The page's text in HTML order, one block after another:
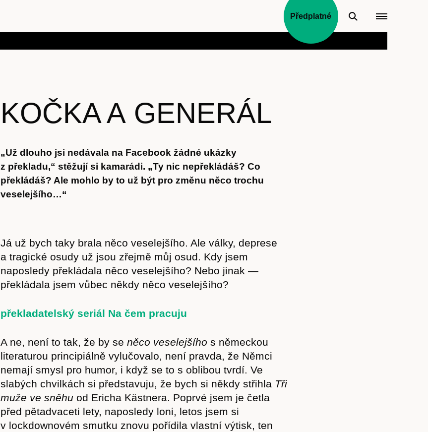
Předplatné
KOČKA A GENERÁL
„Už dlouho jsi nedávala na Facebook žádné ukázky
z překladu,“ stěžují si kamarádi. „Ty nic nepřekládáš? Co
překládáš? Ale mohlo by to už být pro změnu něco trochu
veselejšího…“
Já už bych taky brala něco veselejšího. Ale války, deprese
a tragické osudy už jsou zřejmě můj osud. Kdy jsem
naposledy překládala něco veselejšího? Nebo jinak —
překládala jsem vůbec někdy něco veselejšího?
překladatelský seriál Na čem pracuju
A ne, není to tak, že by se něco veselejšího s německou
literaturou principiálně vylučovalo, není pravda, že Němci
nemají smysl pro humor, i když se to s oblibou tvrdí. Ve
slabých chvilkách si představuju, že bych si někdy střihla Tři
muže ve sněhu od Ericha Kästnera. Poprvé jsem je četla
před pětadvaceti lety, naposledy loni, letos jsem si
v lockdownovém smutku znovu pořídila vlastní výtisk, ten